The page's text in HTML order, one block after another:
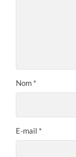
Nom *
E-mail *